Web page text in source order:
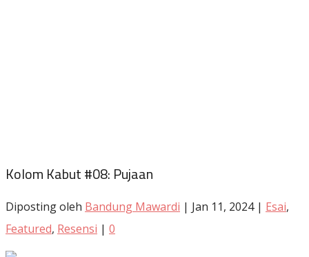
Kolom Kabut #08: Pujaan
Diposting oleh Bandung Mawardi | Jan 11, 2024| Esai,
Featured, Resensi | 0